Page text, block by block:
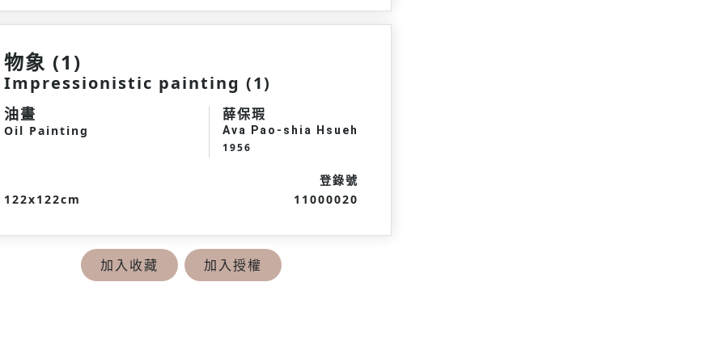
物象 (1)
Impressionistic painting (1)
油畫
Oil Painting
薛保瑕
Ava Pao-shia Hsueh
1956
122x122cm
登錄號
11000020
加入收藏 加入授權